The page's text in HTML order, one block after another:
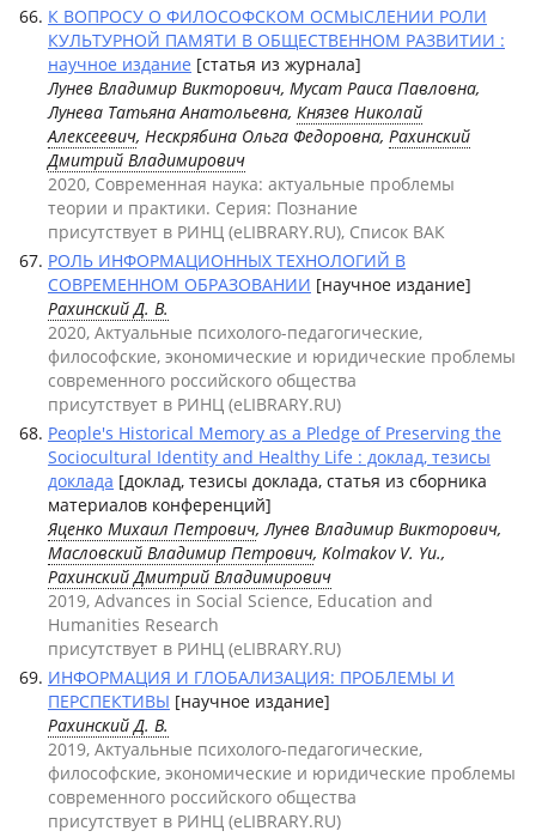
К ВОПРОСУ О ФИЛОСОФСКОМ ОСМЫСЛЕНИИ РОЛИ
КУЛЬТУРНОЙ ПАМЯТИ В ОБЩЕСТВЕННОМ РАЗВИТИИ :
научное издание [статья из журнала]
Лунев Владимир Викторович, Мусат Раиса Павловна,
Лунева Татьяна Анатольевна, Князев Николай
Алексеевич, Нескрябина Ольга Федоровна, Рахинский
Дмитрий Владимирович
2020, Современная наука: актуальные проблемы
теории и практики. Серия: Познание
присутствует в РИНЦ (eLIBRARY.RU), Список ВАК
РОЛЬ ИНФОРМАЦИОННЫХ ТЕХНОЛОГИЙ В
СОВРЕМЕННОМ ОБРАЗОВАНИИ [научное издание]
Рахинский Д. В.
2020, Актуальные психолого-педагогические,
философские, экономические и юридические проблемы
современного российского общества
присутствует в РИНЦ (eLIBRARY.RU)
People's Historical Memory as a Pledge of Preserving the
Sociocultural Identity and Healthy Life : доклад, тезисы
доклада [доклад, тезисы доклада, статья из сборника
материалов конференций]
Яценко Михаил Петрович, Лунев Владимир Викторович,
Масловский Владимир Петрович, Kolmakov V. Yu.,
Рахинский Дмитрий Владимирович
2019, Advances in Social Science, Education and
Humanities Research
присутствует в РИНЦ (eLIBRARY.RU)
ИНФОРМАЦИЯ И ГЛОБАЛИЗАЦИЯ: ПРОБЛЕМЫ И
ПЕРСПЕКТИВЫ [научное издание]
Рахинский Д. В.
2019, Актуальные психолого-педагогические,
философские, экономические и юридические проблемы
современного российского общества
присутствует в РИНЦ (eLIBRARY.RU)